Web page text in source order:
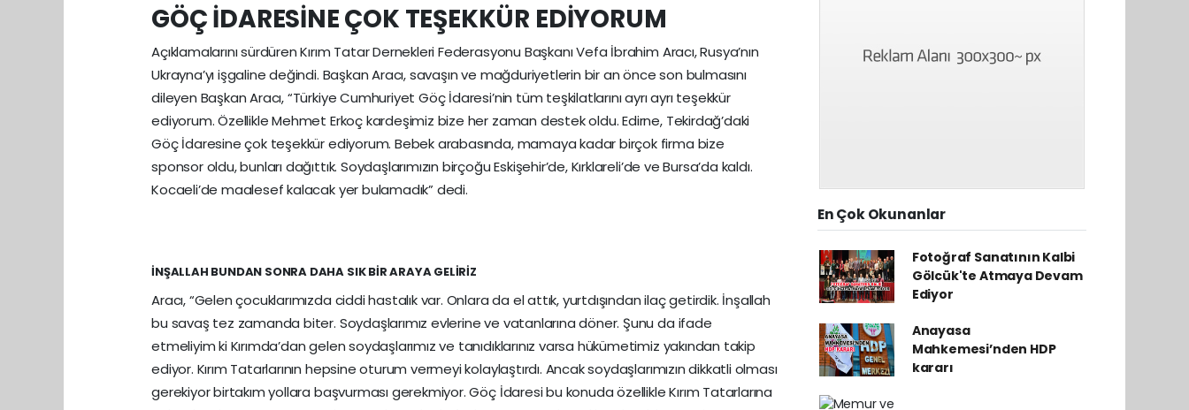
GÖÇ İDARESİNE ÇOK TEŞEKKÜR EDİYORUM
Açıklamalarını sürdüren Kırım Tatar Dernekleri Federasyonu Başkanı Vefa İbrahim Aracı, Rusya’nın
Ukrayna’yı işgaline değindi. Başkan Aracı, savaşın ve mağduriyetlerin bir an önce son bulmasını
dileyen Başkan Aracı, “Türkiye Cumhuriyet Göç İdaresi’nin tüm teşkilatlarını ayrı ayrı teşekkür
ediyorum. Özellikle Mehmet Erkoç kardeşimiz bize her zaman destek oldu. Edirne, Tekirdağ’daki
Göç İdaresine çok teşekkür ediyorum. Bebek arabasında, mamaya kadar birçok firma bize
sponsor oldu, bunları dağıttık. Soydaşlarımızın birçoğu Eskişehir’de, Kırklareli’de ve Bursa’da kaldı.
Kocaeli’de maalesef kalacak yer bulamadık” dedi.
İNŞALLAH BUNDAN SONRA DAHA SIK BİR ARAYA GELİRİZ
Aracı, “Gelen çocuklarımızda ciddi hastalık var. Onlara da el attık, yurtdışından ilaç getirdik. İnşallah
bu savaş tez zamanda biter. Soydaşlarımız evlerine ve vatanlarına döner. Şunu da ifade
etmeliyim ki Kırımda’dan gelen soydaşlarımız ve tanıdıklarınız varsa hükümetimiz yakından takip
ediyor. Kırım Tatarlarının hepsine oturum vermeyi kolaylaştırdı. Ancak soydaşlarımızın dikkatli olması
gerekiyor birtakım yollara başvurması gerekmiyor. Göç İdaresi bu konuda özellikle Kırım Tatarlarına
En Çok Okunanlar
Fotoğraf Sanatının Kalbi
Gölcük'te Atmaya Devam
Ediyor
Anayasa
Mahkemesi’nden HDP
kararı